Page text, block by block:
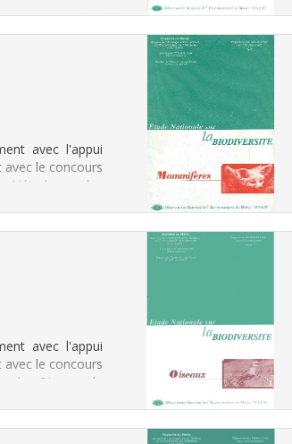
avec l'appui
le concours
L'étude sur les
avec l'appui
le concours
les Oiseaux du